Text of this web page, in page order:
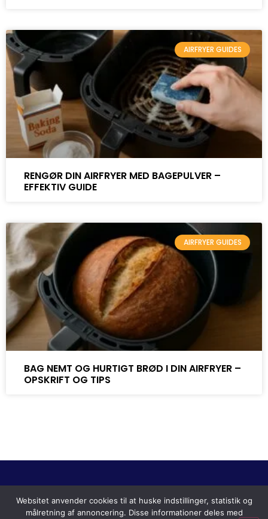
AIRFRYER GUIDES
RENGØR DIN AIRFRYER MED BAGEPULVER –
EFFEKTIV GUIDE
AIRFRYER GUIDES
BAG NEMT OG HURTIGT BRØD I DIN AIRFRYER –
OPSKRIFT OG TIPS
Copyright © 2024 Bedste-airfryer.dk |Cookie- og
Websitet anvender cookies til at huske indstillinger, statistik og
målretning af annoncering. Disse informationer deles med